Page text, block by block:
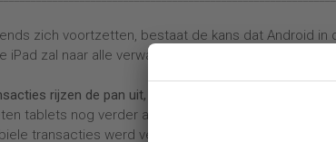
zich voortzetten, bestaat de kans dat Android in
iPad zal naar alle verwachting op korte termijn zijn
rijzen de pan uit, tablets kruipen vooruit
tablets nog verder achter zich als populairste
transacties werd verricht op smartphones en